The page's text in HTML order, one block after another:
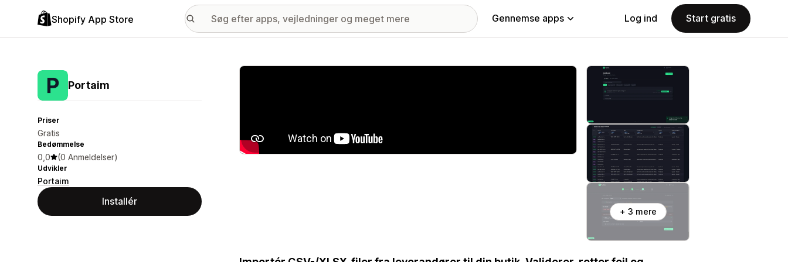
Shopify App Store Gennemse apps Log ind Start gratis
Portaim
Priser
Gratis
Bedømmelse
0,0 (0 Anmeldelser)
Udvikler
Portaim
Installér
Galleri med udvalgte billeder
+ 3 mere